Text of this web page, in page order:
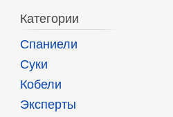
Категории
Спаниели
Суки
Кобели
Эксперты